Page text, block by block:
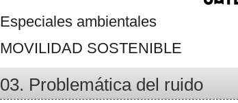
Especiales ambientales
MOVILIDAD SOSTENIBLE
03. Problemática del ruido